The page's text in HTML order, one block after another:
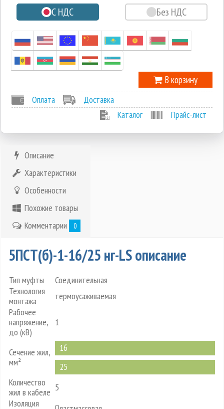
-1
С НДС Без НДС
В корзину
Оплата
Доставка
Каталог
Прайс-лист
Описание
Характеристики
Особенности
Похожие товары
Комментарии
0
5ПСТ(б)-1-16/25 нг-LS описание
Тип муфты
Соединительная
Технология
монтажа
термоусаживаемая
Рабочее
напряжение,
до (кВ)
1
Сечение жил,
мм²
16
25
Количество
жил в кабеле 5
Изоляция